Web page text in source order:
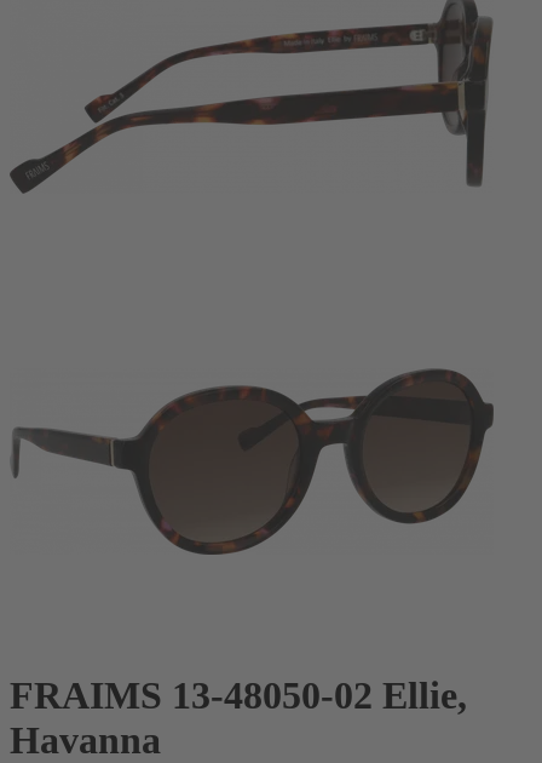
FRAIMS 13-48050-02 Ellie,
Havanna